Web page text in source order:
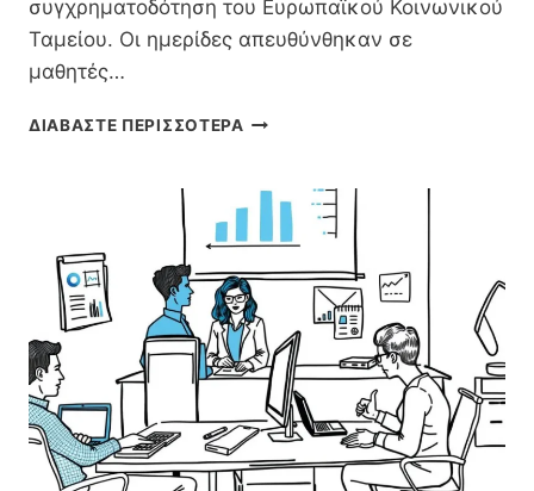
συγχρηματοδότηση του Ευρωπαϊκού Κοινωνικού
Ταμείου. Οι ημερίδες απευθύνθηκαν σε
μαθητές…
ΔΙΑΒΑΣΤΕ ΠΕΡΙΣΣΟΤΕΡΑ ΕΝΗΜΕΡΩΤΙΚΈΣ
ΤΟ
ΛΎΚΕΙΟ
ΣΤΗΝ
ΑΓΟΡΆ
ΕΡΓΑΣΊΑΣ»
ΣΕ
ΌΛΕΣ
ΤΙΣ
ΠΕΡΙΦΈΡΕΙΕΣ
ΤΗΣ
ΧΏΡΑΣ